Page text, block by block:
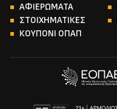
ΑΦΙΕΡΩΜΑΤΑ
ΣΤΟΙΧΗΜΑΤΙΚΕΣ
ΚΟΥΠΟΝΙ ΟΠΑΠ